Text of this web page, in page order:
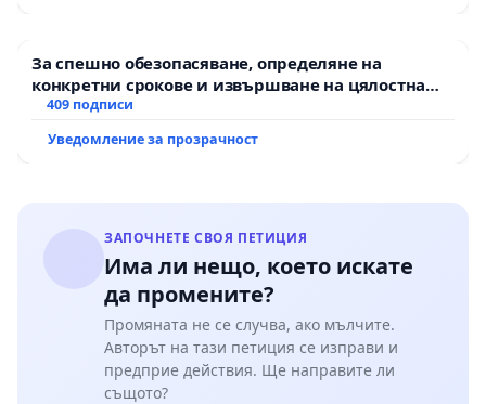
За спешно обезопасяване, определяне на
конкретни срокове и извършване на цялостна
рехабилитация на републиканския път между
Мирово - к.к. Момин проход
409 подписи
Уведомление за прозрачност
ЗАПОЧНЕТЕ СВОЯ ПЕТИЦИЯ
Има ли нещо, което искате
да промените?
Промяната не се случва, ако мълчите.
Авторът на тази петиция се изправи и
предприе действия. Ще направите ли
същото?